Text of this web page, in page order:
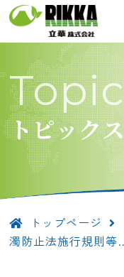
トピックス
トップページ
濁防止法施行規則等